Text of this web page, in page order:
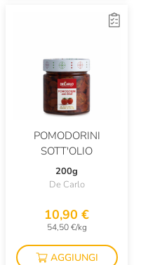
POMODORINI
SOTT'OLIO
200g
De Carlo
10,90 €
54,50 €/kg
AGGIUNGI